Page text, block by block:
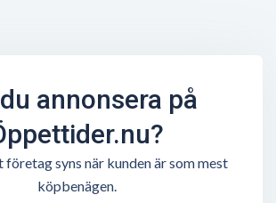
annonsera på
syns när kunden är som mest
köpbenägen.